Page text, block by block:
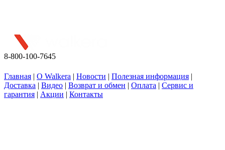
8-800-100-7645
Главная | О Walkera | Новости | Полезная информация |
Доставка | Видео | Возврат и обмен | Оплата | Сервис и
гарантия | Акции | Контакты